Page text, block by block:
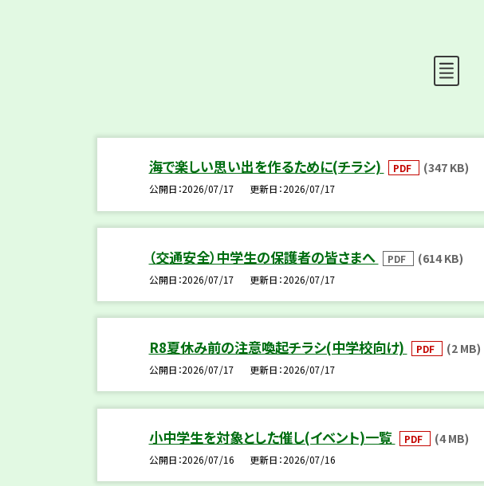
海で楽しい思い出を作るために(チラシ) PDF (347 KB)
公開日 2026/07/17 更新日 2026/07/17
（交通安全）中学生の保護者の皆さまへ PDF (614 KB)
公開日 2026/07/17 更新日 2026/07/17
R8夏休み前の注意喚起チラシ(中学校向け) PDF (2 MB)
公開日 2026/07/17 更新日 2026/07/17
小中学生を対象とした催し(イベント)一覧 PDF (4 MB)
公開日 2026/07/16 更新日 2026/07/16